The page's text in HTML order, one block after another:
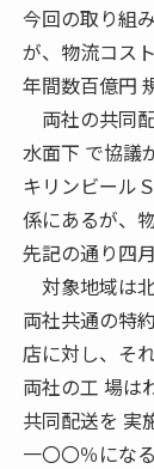
今回の取り組
が、物流コス
年間数百億円
両社の共同
水面下 で協議
キリンビール
係にあるが、
先記の通り四
対象地域は
両社共通の特
店に対し、そ
両社の工 場は
共同配送を 実
一〇〇％にな